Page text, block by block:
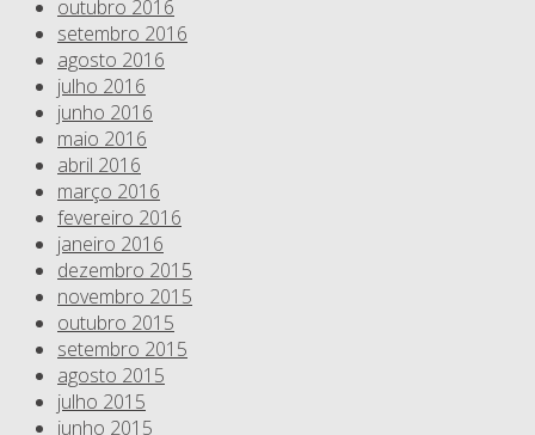
outubro 2016
setembro 2016
agosto 2016
julho 2016
junho 2016
maio 2016
abril 2016
março 2016
fevereiro 2016
janeiro 2016
dezembro 2015
novembro 2015
outubro 2015
setembro 2015
agosto 2015
julho 2015
junho 2015